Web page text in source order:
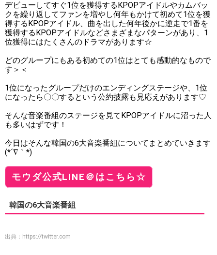
デビューしてすぐ1位を獲得するKPOPアイドルやカムバッ
クを繰り返してファンを増やし何年もかけて初めて1位を獲
得するKPOPアイドル、曲を出した何年後かに逆走で1番を
獲得するKPOPアイドルなどさまざまなパターンがあり、1
位獲得にはたくさんのドラマがあります☆
どのグループにもある初めての1位はとても感動的なもので
す＞＜
1位になったグループだけのエンディングステージや、1位
になったら〇〇するという公約披露も見応えがあります♡
そんな音楽番組のステージを見てKPOPアイドルに沼った人
も多いはずです！
今日はそんな韓国の6大音楽番組についてまとめていきます
(*´∇｀*)
モウダ公式LINE＠はこちら☆
韓国の6大音楽番組
出典： https://twitter.com